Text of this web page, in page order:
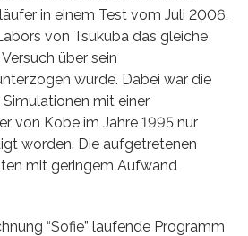
in einem Test vom Juli 2006,
von Tsukuba das gleiche
über sein
wurde. Dabei war die
mit einer
von Kobe im Jahre 1995 nur
worden. Die aufgetretenen
mit geringem Aufwand
“Sofie” laufende Programm